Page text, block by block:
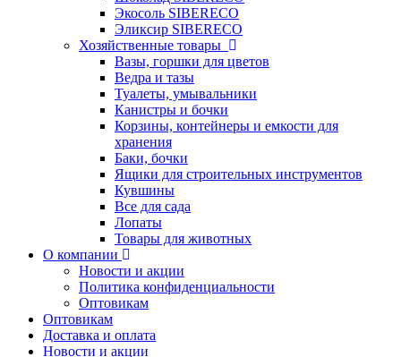
Экосоль SIBERECO
Эликсир SIBERECO
Хозяйственные товары
Вазы, горшки для цветов
Ведра и тазы
Туалеты, умывальники
Канистры и бочки
Корзины, контейнеры и емкости для
хранения
Баки, бочки
Ящики для строительных инструментов
Кувшины
Все для сада
Лопаты
Товары для животных
О компании
Новости и акции
Политика конфиденциальности
Оптовикам
Оптовикам
Доставка и оплата
Новости и акции